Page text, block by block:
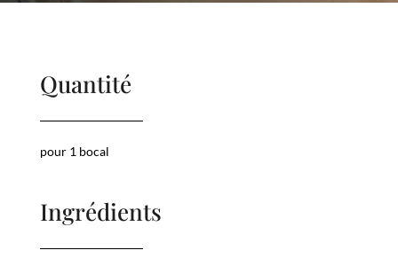
Quantité
pour 1 bocal
Ingrédients